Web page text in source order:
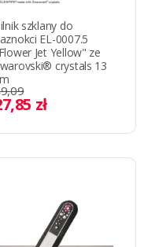
szklany do
EL-0007.5
Jet Yellow" ze
crystals 13
zł